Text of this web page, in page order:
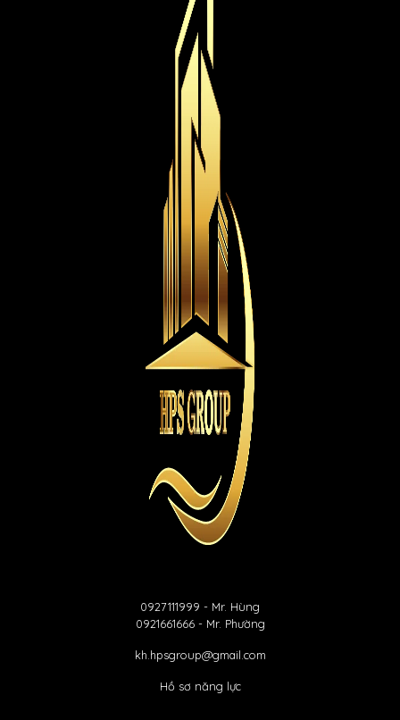
0927111999 - Mr. Hùng
0921661666- Mr. Phường
kh.hpsgroup@gmail.com
Hồ sơ năng lực